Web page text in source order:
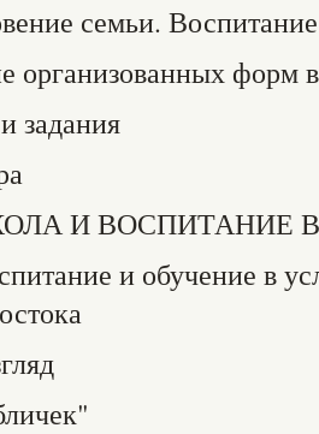
семьи.
организованных форм
задания
И ВОСПИТАНИЕ
и обучение в